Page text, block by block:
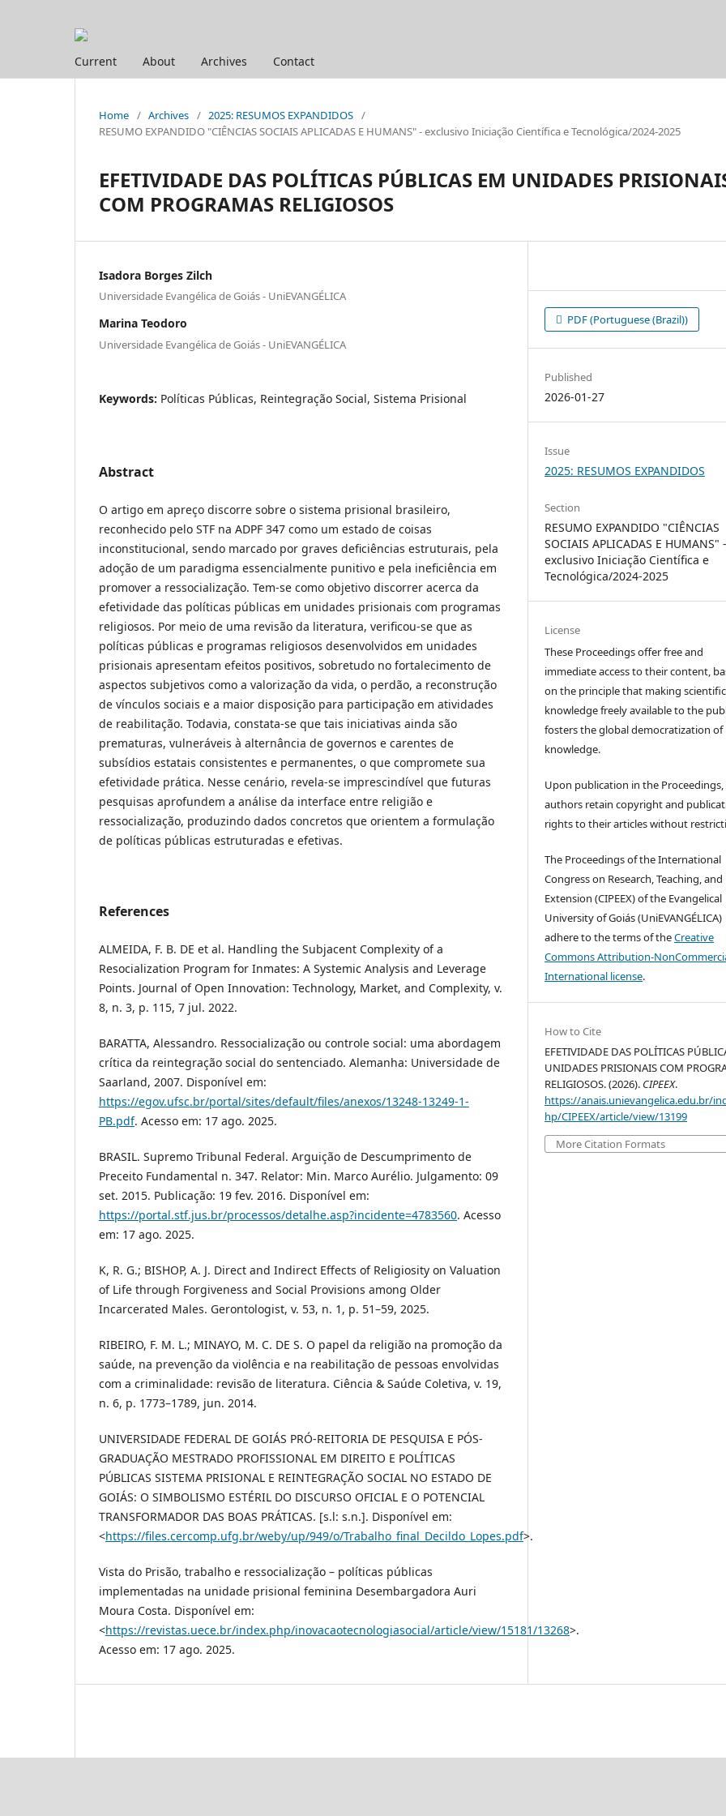
Current About Archives Contact
Home / Archives / 2025: RESUMOS EXPANDIDOS /
RESUMO EXPANDIDO "CIÊNCIAS SOCIAIS APLICADAS E HUMANS" - exclusivo Iniciação Científica e Tecnológica/2024-2025
EFETIVIDADE DAS POLÍTICAS PÚBLICAS EM UNIDADES
COM PROGRAMAS RELIGIOSOS
Isadora Borges Zilch
Universidade Evangélica de Goiás - UniEVANGÉLICA
Marina Teodoro
Universidade Evangélica de Goiás - UniEVANGÉLICA
Keywords: Políticas Públicas, Reintegração Social, Sistema Prisional
Abstract
O artigo em apreço discorre sobre o sistema prisional brasileiro,
reconhecido pelo STF na ADPF 347 como um estado de coisas
inconstitucional, sendo marcado por graves deficiências estruturais, pela
adoção de um paradigma essencialmente punitivo e pela ineficiência em
promover a ressocialização. Tem-se como objetivo discorrer acerca da
efetividade das políticas públicas em unidades prisionais com programas
religiosos. Por meio de uma revisão da literatura, verificou-se que as
políticas públicas e programas religiosos desenvolvidos em unidades
prisionais apresentam efeitos positivos, sobretudo no fortalecimento de
aspectos subjetivos como a valorização da vida, o perdão, a reconstrução
de vínculos sociais e a maior disposição para participação em atividades
de reabilitação. Todavia, constata-se que tais iniciativas ainda são
prematuras, vulneráveis à alternância de governos e carentes de
subsídios estatais consistentes e permanentes, o que compromete sua
efetividade prática. Nesse cenário, revela-se imprescindível que futuras
pesquisas aprofundem a análise da interface entre religião e
ressocialização, produzindo dados concretos que orientem a formulação
de políticas públicas estruturadas e efetivas.
References
ALMEIDA, F. B. DE et al. Handling the Subjacent Complexity of a
Resocialization Program for Inmates: A Systemic Analysis and Leverage
Points. Journal of Open Innovation: Technology, Market, and Complexity, v.
8, n. 3, p. 115, 7 jul. 2022.
BARATTA, Alessandro. Ressocialização ou controle social: uma abordagem
crítica da reintegração social do sentenciado. Alemanha: Universidade de
Saarland, 2007. Disponível em:
https://egov.ufsc.br/portal/sites/default/files/anexos/13248-13249-1-
PB.pdf. Acesso em: 17 ago. 2025.
BRASIL. Supremo Tribunal Federal. Arguição de Descumprimento de
Preceito Fundamental n. 347. Relator: Min. Marco Aurélio. Julgamento: 09
set. 2015. Publicação: 19 fev. 2016. Disponível em:
https://portal.stf.jus.br/processos/detalhe.asp?incidente=4783560. Acesso
em: 17 ago. 2025.
K, R. G.; BISHOP, A. J. Direct and Indirect Effects of Religiosity on Valuation
of Life through Forgiveness and Social Provisions among Older
Incarcerated Males. Gerontologist, v. 53, n. 1, p. 51–59, 2025.
RIBEIRO, F. M. L.; MINAYO, M. C. DE S. O papel da religião na promoção da
saúde, na prevenção da violência e na reabilitação de pessoas envolvidas
com a criminalidade: revisão de literatura. Ciência & Saúde Coletiva, v. 19,
n. 6, p. 1773–1789, jun. 2014.
UNIVERSIDADE FEDERAL DE GOIÁS PRÓ-REITORIA DE PESQUISA E PÓS-
GRADUAÇÃO MESTRADO PROFISSIONAL EM DIREITO E POLÍTICAS
PÚBLICAS SISTEMA PRISIONAL E REINTEGRAÇÃO SOCIAL NO ESTADO DE
GOIÁS: O SIMBOLISMO ESTÉRIL DO DISCURSO OFICIAL E O POTENCIAL
TRANSFORMADOR DAS BOAS PRÁTICAS. [s.l: s.n.]. Disponível em:
<https://files.cercomp.ufg.br/weby/up/949/o/Trabalho_final_Decildo_Lopes.pdf>.
Vista do Prisão, trabalho e ressocialização – políticas públicas
implementadas na unidade prisional feminina Desembargadora Auri
Moura Costa. Disponível em:
<https://revistas.uece.br/index.php/inovacaotecnologiasocial/article/view/15181/13268>.
Acesso em: 17 ago. 2025.
PDF (Portuguese (Brazil))
Published
2026-01-27
Issue
2025: RESUMOS EXPANDIDOS
Section
RESUMO EXPANDIDO "CIÊNCIAS
SOCIAIS APLICADAS E HUMANS" -
exclusivo Iniciação Científica e
Tecnológica/2024-2025
License
These Proceedings offer free and
immediate access to their content,
on the principle that making scientific
knowledge freely available to the
fosters the global democratization of
knowledge.
Upon publication in the Proceedings,
authors retain copyright and
rights to their articles without
The Proceedings of the International
Congress on Research, Teaching, and
Extension (CIPEEX) of the Evangelical
University of Goiás (UniEVANGÉLICA)
adhere to the terms of theCreative
Commons Attribution-
International license.
How to Cite
EFETIVIDADE DAS POLÍTICAS
UNIDADES PRISIONAIS COM
RELIGIOSOS. (2026). CIPEEX.
https://anais.unievangelica.edu.br/
hp/CIPEEX/article/view/13199
More Citation Formats